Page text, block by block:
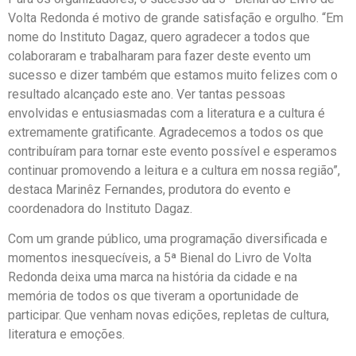
Volta Redonda é motivo de grande satisfação e orgulho. “Em
nome do Instituto Dagaz, quero agradecer a todos que
colaboraram e trabalharam para fazer deste evento um
sucesso e dizer também que estamos muito felizes com o
resultado alcançado este ano. Ver tantas pessoas
envolvidas e entusiasmadas com a literatura e a cultura é
extremamente gratificante. Agradecemos a todos os que
contribuíram para tornar este evento possível e esperamos
continuar promovendo a leitura e a cultura em nossa região”,
destaca Marinêz Fernandes, produtora do evento e
coordenadora do Instituto Dagaz.
Com um grande público, uma programação diversificada e
momentos inesquecíveis, a 5ª Bienal do Livro de Volta
Redonda deixa uma marca na história da cidade e na
memória de todos os que tiveram a oportunidade de
participar. Que venham novas edições, repletas de cultura,
literatura e emoções.